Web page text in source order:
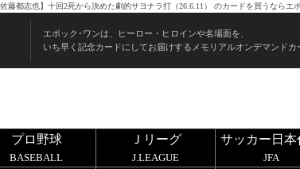
藤都志也】十回2死から決めた劇的サヨナラ打（26.6.11） のカードを買うならエ
エポック･ワンは、ヒーロー・ヒロインや名場面を、
いち早く記念カードにしてお届けするメモリアルオンデマンドカ
プロ野球
BASEBALL
Ｊリーグ
J.LEAGUE
サッカー日本
JFA